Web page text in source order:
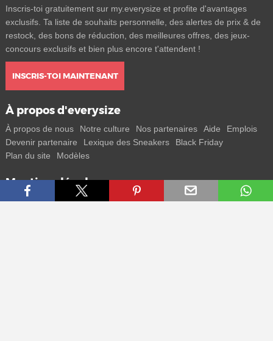
Inscris-toi gratuitement sur my.everysize et profite d'avantages
exclusifs. Ta liste de souhaits personnelle, des alertes de prix & de
restock, des bons de réduction, des meilleures offres, des jeux-
concours exclusifs et bien plus encore t'attendent !
INSCRIS-TOI MAINTENANT
À propos d'everysize
À propos de nous Notre culture Nos partenaires Aide
Emplois
Devenir partenaire
Lexique des Sneakers
Black Friday
Plan du site
Modèles
Mentions légales
CGV Protection des données Mentions légales Contact